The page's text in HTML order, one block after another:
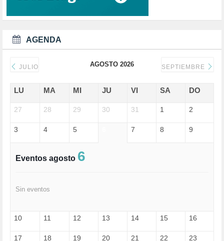
DEMOCRACIA (1)
DEMOCRAIA (1)
DEPORTES (2)
DERECHOS SOCIALES (739)
DONALD TRUMP (81)
EDGAR MORIN (1)
EMIGRACIÓN (4)
ESPECULACIÓN (2)
FELICIDAD (1)
FRANCISCO (5)
GUERRA (133)
HUMOR (1)
AGENDA
JULIO AGOSTO 2026 SEPTIEMBRE
LU MA MI JU VI SA DO
27 28 29 30 31 1 2
3 4 5 7 8 9
Eventos agosto 6
Sin eventos
10 11 12 13 14 15 16
17 18 19 20 21 22 23